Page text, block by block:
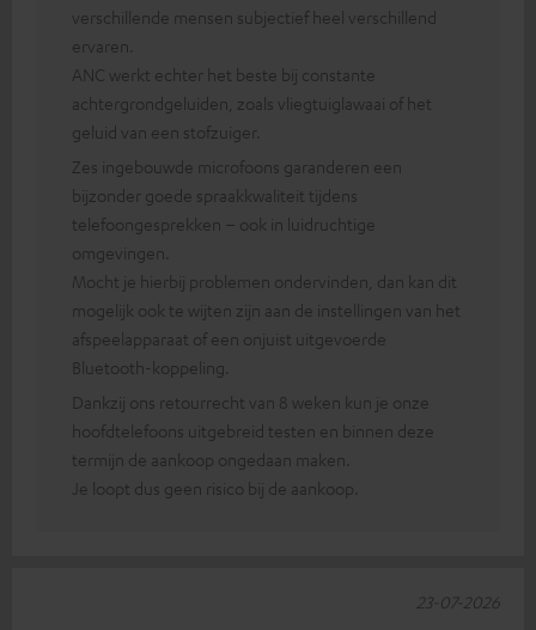
verschillende mensen subjectief heel verschillend
ervaren.
ANC werkt echter het beste bij constante
achtergrondgeluiden, zoals vliegtuiglawaai of het
geluid van een stofzuiger.
Zes ingebouwde microfoons garanderen een
bijzonder goede spraakkwaliteit tijdens
telefoongesprekken – ook in luidruchtige
omgevingen.
Mocht je hierbij problemen ondervinden, dan kan dit
mogelijk ook te wijten zijn aan de instellingen van het
afspeelapparaat of een onjuist uitgevoerde
Bluetooth-koppeling.
Dankzij ons retourrecht van 8 weken kun je onze
hoofdtelefoons uitgebreid testen en binnen deze
termijn de aankoop ongedaan maken.
Je loopt dus geen risico bij de aankoop.
23-07-2026